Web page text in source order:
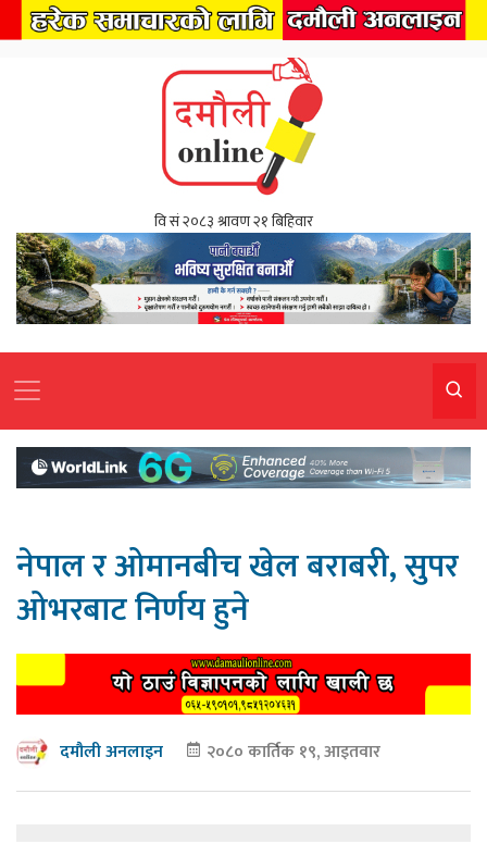
नेपाल र ओमानबीच खेल बराबरी, सुपर
ओभरबाट निर्णय हुने
दमौली अनलाइन २०८० कार्तिक १९, आइतवार